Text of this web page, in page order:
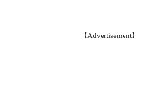
【Advertisement】